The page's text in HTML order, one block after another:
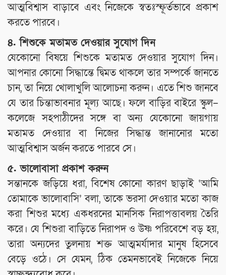
আত্মবিশ্বাস বাড়াবে এবং নিজেকে স্বতঃস্ফূর্তভাবে প্রকাশ
করতে পারবে।
৪. শিশুকে মতামত দেওয়ার সুযোগ দিন
যেকোনো বিষয়ে শিশুকে মতামত দেওয়ার সুযোগ দিন।
আপনার কোনো সিদ্ধান্তে দ্বিমত থাকলে তার সম্পর্কে জানতে
চান, তা নিয়ে খোলাখুলি আলোচনা করুন। এতে শিশু জানবে
যে তার চিন্তাভাবনার মূল্য আছে। ফলে বাড়ির বাইরে স্কুল–
কলেজে সহপাঠীদের সঙ্গে বা অন্য যেকোনো জায়গায়
মতামত দেওয়ার বা নিজের সিদ্ধান্ত জানানোর মতো
আত্মবিশ্বাস অর্জন করতে পারবে সে।
৫. ভালোবাসা প্রকাশ করুন
সন্তানকে জড়িয়ে ধরা, বিশেষ কোনো কারণ ছাড়াই ‘আমি
তোমাকে ভালোবাসি’ বলা, তাকে ভরসা দেওয়ার মতো কাজ
করা শিশুর মধ্যে একধরনের মানসিক নিরাপত্তাবলয় তৈরি
করে। যে শিশুরা বাড়িতে নিরাপদ ও উষ্ণ পরিবেশে বড় হয়,
তারা অন্যদের তুলনায় শক্ত আত্মমর্যাদার মানুষ হিসেবে
বেড়ে ওঠে। সে যেমন, ঠিক তেমনভাবেই নিজেকে নিয়ে